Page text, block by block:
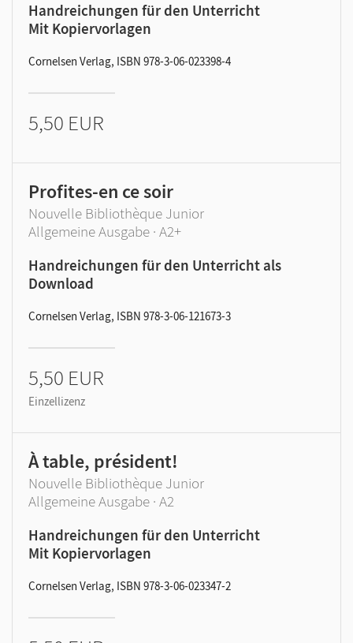
Handreichungen für den Unterricht
Mit Kopiervorlagen
Cornelsen Verlag, ISBN 978-3-06-023398-4
5,50 EUR
Profites-en ce soir
Nouvelle Bibliothèque Junior
Allgemeine Ausgabe · A2+
Handreichungen für den Unterricht als
Download
Cornelsen Verlag, ISBN 978-3-06-121673-3
5,50 EUR
Einzellizenz
À table, président!
Nouvelle Bibliothèque Junior
Allgemeine Ausgabe · A2
Handreichungen für den Unterricht
Mit Kopiervorlagen
Cornelsen Verlag, ISBN 978-3-06-023347-2